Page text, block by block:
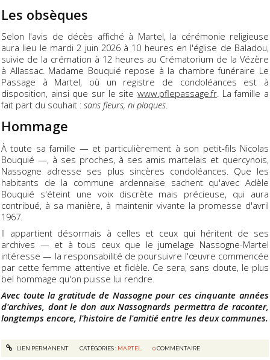
Les obsèques
Selon l'avis de décès affiché à Martel, la cérémonie religieuse
aura lieu le mardi 2 juin 2026 à 10 heures en l'église de Baladou,
suivie de la crémation à 12 heures au Crématorium de la Vézère
à Allassac. Madame Bouquié repose à la chambre funéraire Le
Passage à Martel, où un registre de condoléances est à
disposition, ainsi que sur le site www.pflepassage.fr. La famille a
fait part du souhait : sans fleurs, ni plaques.
Hommage
À toute sa famille — et particulièrement à son petit-fils Nicolas
Bouquié —, à ses proches, à ses amis martelais et quercynois,
Nassogne adresse ses plus sincères condoléances. Que les
habitants de la commune ardennaise sachent qu'avec Adèle
Bouquié s'éteint une voix discrète mais précieuse, qui aura
contribué, à sa manière, à maintenir vivante la promesse d'avril
1967.
Il appartient désormais à celles et ceux qui héritent de ses
archives — et à tous ceux que le jumelage Nassogne-Martel
intéresse — la responsabilité de poursuivre l'œuvre commencée
par cette femme attentive et fidèle. Ce sera, sans doute, le plus
bel hommage qu'on puisse lui rendre.
Avec toute la gratitude de Nassogne pour ces cinquante années
d'archives, dont le don aux Nassognards permettra de raconter,
longtemps encore, l'histoire de l'amitié entre les deux communes.
LIEN PERMANENT CATÉGORIES : MARTEL 0COMMENTAIRE